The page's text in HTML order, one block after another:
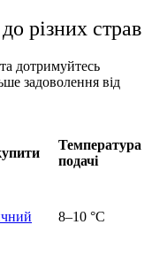
різних страв
дотримуйтесь
задоволення від
Температура
подачі
8–10 °C